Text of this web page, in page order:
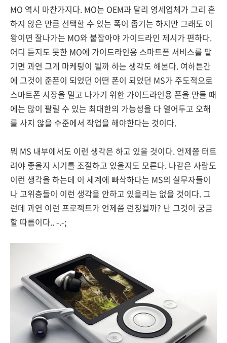
MO 역시 마찬가지다. MO는 OEM과 달리 영세업체가 그리 흔
하지 않은 만큼 선택할 수 있는 폭이 좁기는 하지만 그래도 이
왕이면 잘나가는 MO와 붙잡아야 가이드라인 제시가 편하다.
어디 듣지도 못한 MO에 가이드라인용 스마트폰 서비스를 맡
기면 과연 그게 마케팅이 될까 하는 생각도 해본다. 여하튼간
에 그것이 준폰이 되었던 어떤 폰이 되었던 MS가 주도적으로
스마트폰 시장을 밀고 나가기 위한 가이드라인용 폰을 만들 때
에는 많이 팔릴 수 있는 최대한의 가능성을 다 열어두고 오해
를 사지 않을 수준에서 작업을 해야한다는 것이다.
뭐 MS 내부에서도 이런 생각은 하고 있을 것이다. 언제쯤 터트
려야 좋을지 시기를 조절하고 있을지도 모른다. 나같은 사람도
이런 생각을 하는데 이 세계에 빠삭하다는 MS의 실무자들이
나 고위층들이 이런 생각을 안하고 있을리는 없을 것이다. 그
런데 과연 이런 프로젝트가 언제쯤 런칭될까? 난 그것이 궁금
할 따름이다.. -.-;